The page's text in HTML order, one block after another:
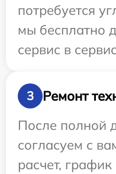
потребуется
мы бесплатно
сервис в
3
Ремонт
После полной
согласуем с
расчет,